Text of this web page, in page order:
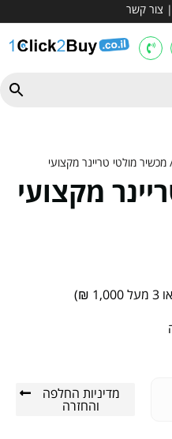
| צור קשר
מכשיר מולטי טריינר מקצועי
מקצועי
מדיניות החלפה
והחזרה